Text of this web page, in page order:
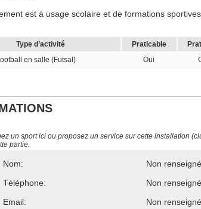
est à usage scolaire et de formations sportives.
Type d’activité Praticable
en salle (Futsal)
Oui
un sport ici ou proposez un service sur cette installation
partie.
Nom:
Non renseigné
Téléphone:
Non renseigné
Email:
Non renseigné